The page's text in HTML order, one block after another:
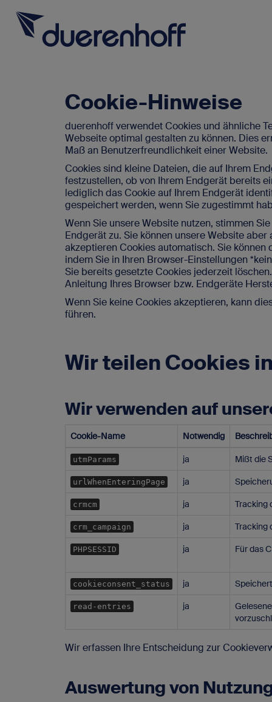
Für SAP-Fachkräfte
Für SAP-Arbeitgeber
Über duerenhoff
Karriere bei uns
SAP-Portale
Newsletter
Rufen Sie uns
0662
Für SAP-
Initiativ
Für SAP-
Vakanz
Cookie-Hinweise
duerenhoff verwendet Cookies und ähnliche
Webseite optimal gestalten zu können. Dies
Maß an Benutzerfreundlichkeit einer Website.
Cookies sind kleine Dateien, die auf Ihrem
festzustellen, ob von Ihrem Endgerät bereits
lediglich das Cookie auf Ihrem Endgerät
gespeichert werden, wenn Sie zugestimmt
Wenn Sie unsere Website nutzen, stimmen
Endgerät zu. Sie können unsere Website
akzeptieren Cookies automatisch. Sie
indem Sie in Ihren Browser-Einstellungen
Sie bereits gesetzte Cookies jederzeit
Anleitung Ihres Browser bzw. Endgeräte
Wenn Sie keine Cookies akzeptieren, kann
führen.
Wir teilen Cookies
Wir verwenden auf
Cookie-Name Notwendig
utmParams ja Mißt die
urlWhenEnteringPage ja
crmcm ja Tracking
crm_campaign ja Tracking
PHPSESSID ja Für das
cookieconsent_status ja
read-entries ja
Wir erfassen Ihre Entscheidung zur
Auswertung von